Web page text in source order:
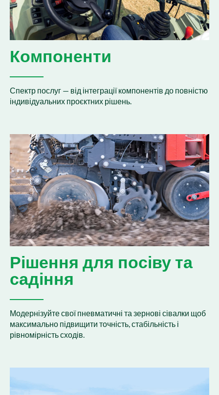
Компоненти
Спектр послуг — від інтеграції компонентів до повністю
індивідуальних проєктних рішень.
Рішення для посіву та
садіння
Модернізуйте свої пневматичні та зернові сівалки щоб
максимально підвищити точність, стабільність і
рівномірність сходів.